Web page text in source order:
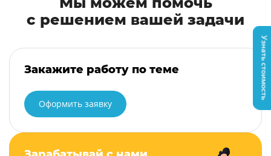
с решением вашей задачи
Закажите работу по теме
Оформить заявку
Узнать стоимость